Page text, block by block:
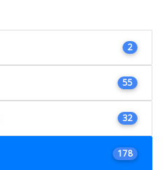
2
55
32
178